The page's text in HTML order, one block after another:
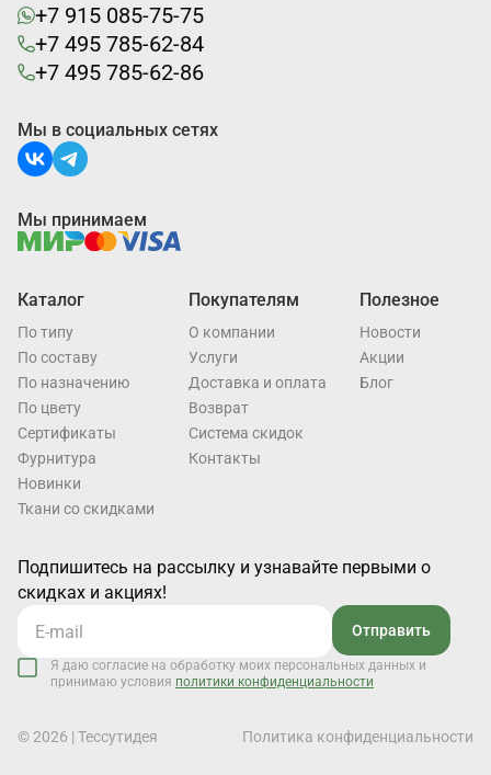
+7 915 085-75-75
+7 495 785-62-84
+7 495 785-62-86
Каталог
По типу
По составу
По назначению
По цвету
Cертификаты
Фурнитура
Новинки
Ткани со скидками
Покупателям
О компании
Услуги
Доставка и оплата
Возврат
Система скидок
Контакты
Полезное
Новости
Акции
Блог
Подпишитесь на рассылку и узнавайте первыми о
скидках и акциях!
Отправить
Я даю согласие на обработку моих персональных данных и
принимаю условия политики конфиденциальности
Мы в социальных сетях
Мы принимаем
© 2026 | Тессутидея Политика конфиденциальности